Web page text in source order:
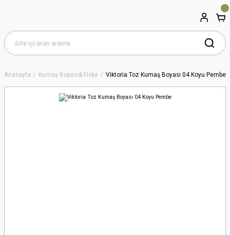
Anasayfa Kumaş Boyası& Fiske Viktoria Toz Kumaş Boyası 04 Koyu Pembe